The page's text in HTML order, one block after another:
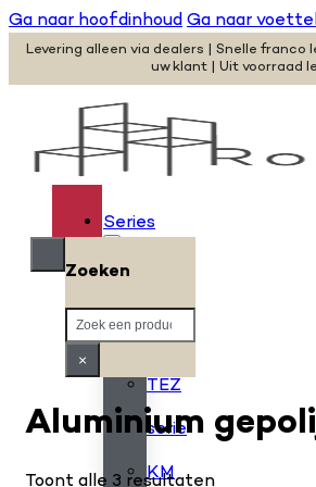
Ga naar hoofdinhoudGa naar
Levering alleen via dealers | Snelle franco
uw klant | Uit voorraad
Series
serie
TEZ
serie
KM
Zoeken
Zoeken
×
Aluminium
Toont alle 3 resultaten